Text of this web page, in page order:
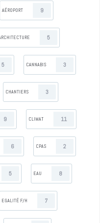
AÉROPORT 9
5
5 CANNABIS 3
CHANTIERS 3
9 CLIMAT 11
6 CPAS 2
5 EAU 8
EGALITÉ F/H 7